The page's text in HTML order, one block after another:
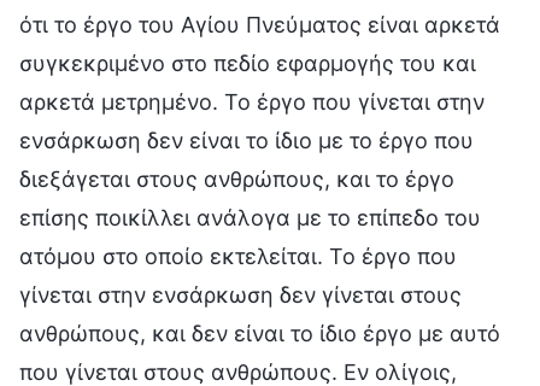
ότι το έργο του Αγίου Πνεύματος είναι αρκετά
συγκεκριμένο στο πεδίο εφαρμογής του και
αρκετά μετρημένο. Το έργο που γίνεται στην
ενσάρκωση δεν είναι το ίδιο με το έργο που
διεξάγεται στους ανθρώπους, και το έργο
επίσης ποικίλλει ανάλογα με το επίπεδο του
ατόμου στο οποίο εκτελείται. Το έργο που
γίνεται στην ενσάρκωση δεν γίνεται στους
ανθρώπους, και δεν είναι το ίδιο έργο με αυτό
που γίνεται στους ανθρώπους. Εν ολίγοις,